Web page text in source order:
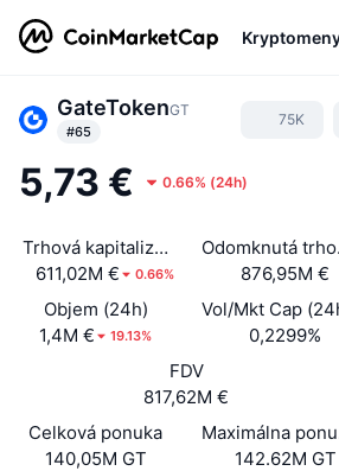
GateTokenGT
#65
75K
5,73 € 0.66% (24h)
Trhová kapitalizácia
611,02M €
0.66%
Odomknutá
876,95M €
Objem (24h)
1,4M €
19.13%
Vol/Mkt Cap
0,2299%
FDV
817,62M €
Celková ponuka
140,05M GT
Maximálna
142.62M GT